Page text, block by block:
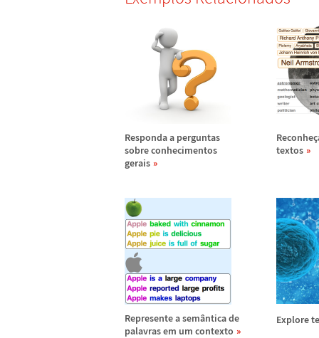
Responda a perguntas
sobre conhecimentos
gerais
Reconheç
textos
Represente a semântica de
palavras em um contexto
Explore